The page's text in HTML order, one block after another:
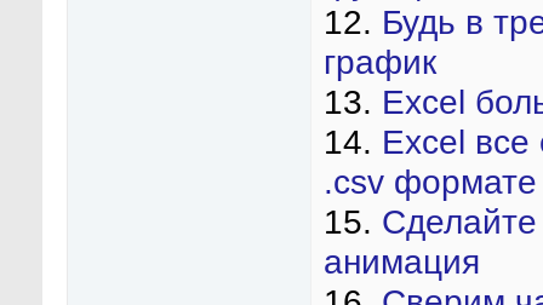
12. Будь в
график
13. Excel
14. Excel
.csv формате
15.
анимация